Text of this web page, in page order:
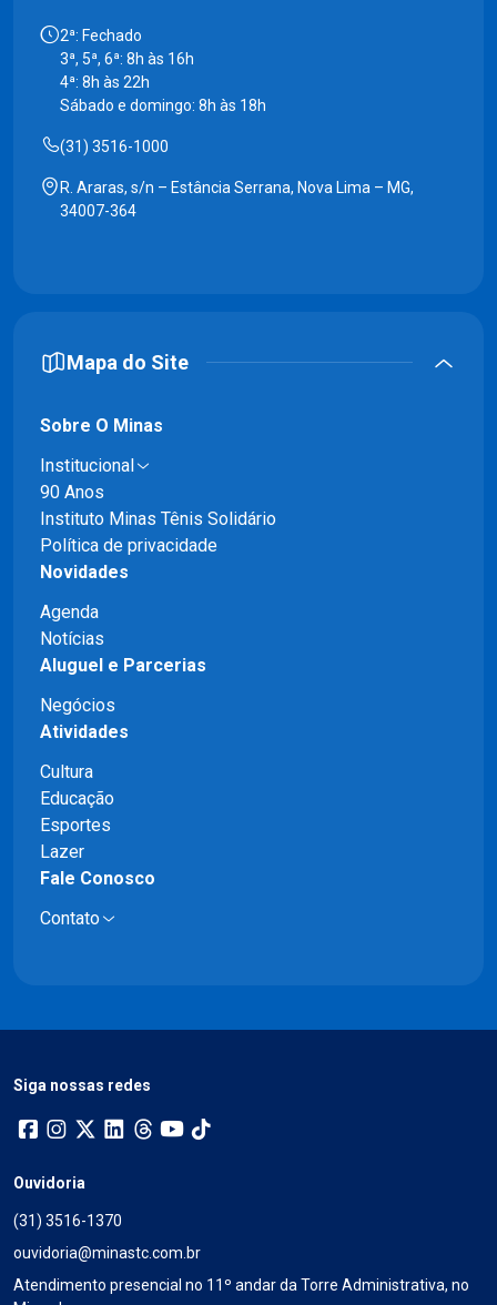
2ª: Fechado
3ª, 5ª, 6ª: 8h às 16h
4ª: 8h às 22h
Sábado e domingo: 8h às 18h
(31) 3516-1000
R. Araras, s/n – Estância Serrana, Nova Lima – MG,
34007-364
Mapa do Site
Sobre O Minas
Institucional
90 Anos
Instituto Minas Tênis Solidário
Política de privacidade
Novidades
Agenda
Notícias
Aluguel e Parcerias
Negócios
Atividades
Cultura
Educação
Esportes
Lazer
Fale Conosco
Contato
Siga nossas redes
Ouvidoria
(31) 3516-1370
ouvidoria@minastc.com.br
Atendimento presencial no 11º andar da Torre Administrativa, no